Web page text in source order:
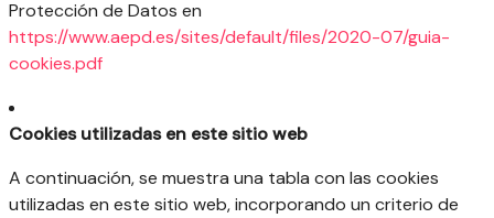
Protección de Datos en
https://www.aepd.es/sites/default/files/2020-07/guia-
cookies.pdf
Cookies utilizadas en este sitio web
A continuación, se muestra una tabla con las cookies
utilizadas en este sitio web, incorporando un criterio de